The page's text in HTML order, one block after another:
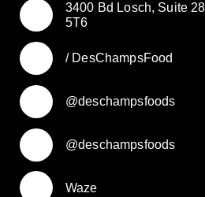
3400 Bd Losch, Suite
5T6
/ DesChampsFood
@deschampsfoods
@deschampsfoods
Waze